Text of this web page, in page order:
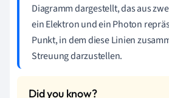
Diagramm dargestellt, das aus
ein Elektron und ein Photon
Punkt, in dem diese Linien
Streuung darzustellen.